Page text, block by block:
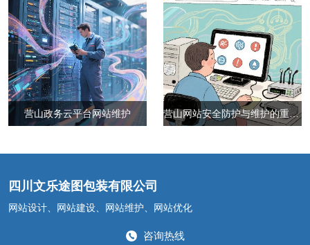
营山政务云平台网站维护 营山网站安全防护与维护的重要性
四川文乐途图包装有限公司
网站设计、网站建设、网站维护、网站优化
咨询热线